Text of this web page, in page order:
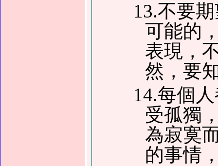
13.不要
可能的
表現，
然，要
14.每個
受孤獨
為寂寞
的事情